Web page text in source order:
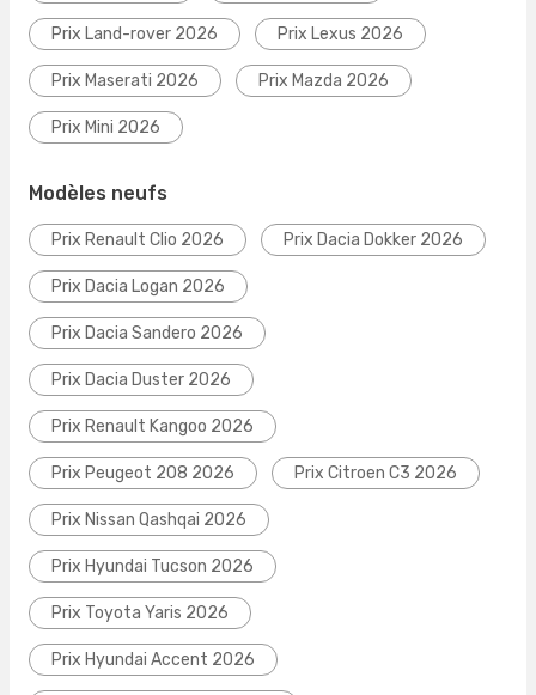
Prix Land-rover 2026 Prix Lexus 2026
Prix Maserati 2026 Prix Mazda 2026
Prix Mini 2026
Modèles neufs
Prix Renault Clio 2026 Prix Dacia Dokker 2026
Prix Dacia Logan 2026
Prix Dacia Sandero 2026
Prix Dacia Duster 2026
Prix Renault Kangoo 2026
Prix Peugeot 208 2026 Prix Citroen C3 2026
Prix Nissan Qashqai 2026
Prix Hyundai Tucson 2026
Prix Toyota Yaris 2026
Prix Hyundai Accent 2026